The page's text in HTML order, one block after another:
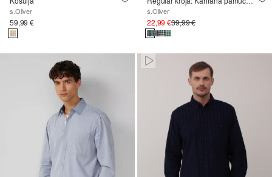
s.Oliver
59,99 €
s.Oliver
22,99 €39,99 €
Paused • Muted